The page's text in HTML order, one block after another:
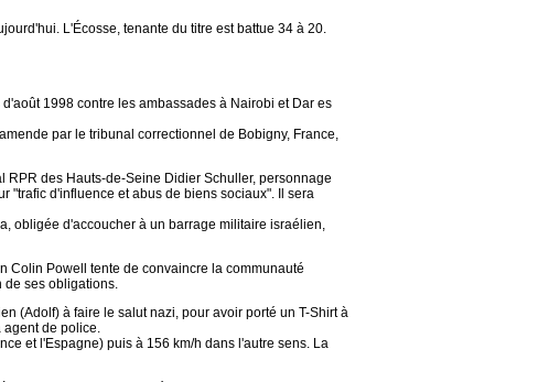
L'Écosse, tenante du titre est battue 34 à 20.
1998 contre les ambassades à Nairobi et Dar es
par le tribunal correctionnel de Bobigny, France,
des Hauts-de-Seine Didier Schuller, personnage
"trafic d'influence et abus de biens sociaux". Il sera
obligée d'accoucher à un barrage militaire israélien,
Colin Powell tente de convaincre la communauté
ses obligations.
(Adolf) à faire le salut nazi, pour avoir porté un T-Shirt à
de police.
et l'Espagne) puis à 156 km/h dans l'autre sens. La